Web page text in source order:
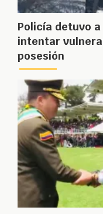
Policía detuvo
intentar
posesión